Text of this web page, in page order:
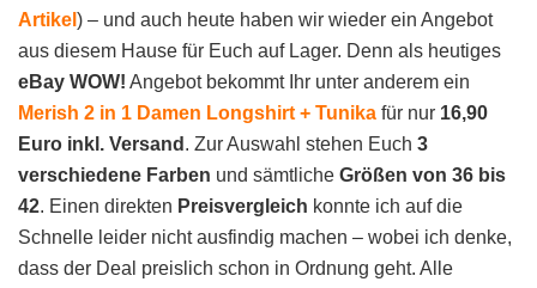
Artikel ) – und auch heute haben wir wieder ein Angebot
aus diesem Hause für Euch auf Lager. Denn als heutiges
eBay WOW! Angebot bekommt Ihr unter anderem ein
Merish 2 in 1 Damen Longshirt + Tunika für nur 16,90
Euro inkl. Versand . Zur Auswahl stehen Euch 3
verschiedene Farben und sämtliche Größen von 36 bis
42. Einen direkten Preisvergleich konnte ich auf die
Schnelle leider nicht ausfindig machen – wobei ich denke,
dass der Deal preislich schon in Ordnung geht. Alle